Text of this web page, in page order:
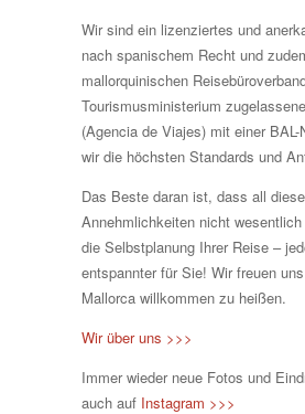
Wir sind ein lizenziertes und
nach spanischem Recht und
mallorquinischen
Tourismusministerium
(Agencia de Viajes) mit einer
wir die höchsten Standards und
Das Beste daran ist, dass all diese
Annehmlichkeiten nicht
die Selbstplanung Ihrer Reise –
entspannter für Sie! Wir freuen
Mallorca willkommen zu heißen.
Wir über uns >>>
Immer wieder neue Fotos und
auch auf Instagram >>>